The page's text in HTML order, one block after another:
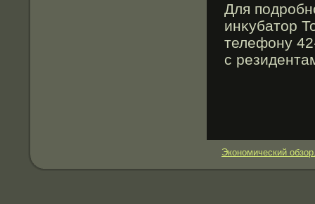
Для
инκубатор
телефону
с
Экономический